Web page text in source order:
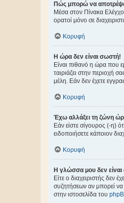
Πώς μπορώ να
Μέσα στον Πίνακα
ορατοί μόνο σε
Κορυφή
Η ώρα δεν είναι σωστή!
Είναι πιθανό η ώρα που
ταιριάζει στην περιοχή
μέλη. Εάν δεν έχετε
Κορυφή
Έχω αλλάξει τη ζώνη
Εάν είστε σίγουρος (-η)
ειδοποιήσετε κάποιον
Κορυφή
Η γλώσσα μου δεν είναι
Είτε ο διαχειριστής δεν
συζητήσεων αν μπορεί να
στην ιστοσελίδα του